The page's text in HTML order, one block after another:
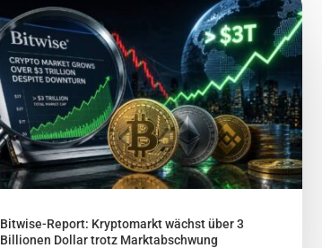
Bitwise-Report: Kryptomarkt wächst über 3
Billionen Dollar trotz Marktabschwung